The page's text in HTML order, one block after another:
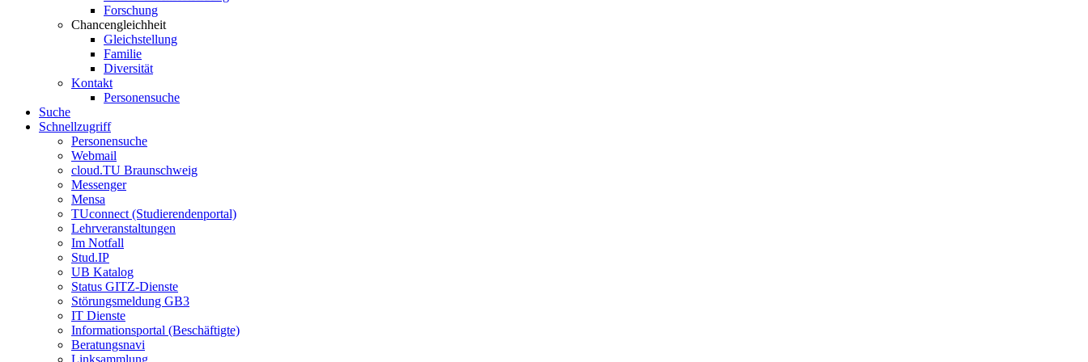
Forschung
Chancengleichheit
Gleichstellung
Familie
Diversität
Kontakt
Personensuche
Suche
Schnellzugriff
Personensuche
Webmail
cloud.TU Braunschweig
Messenger
Mensa
TUconnect (Studierendenportal)
Lehrveranstaltungen
Im Notfall
Stud.IP
UB Katalog
Status GITZ-Dienste
Störungsmeldung GB3
IT Dienste
Informationsportal (Beschäftigte)
Beratungsnavi
Linksammlung